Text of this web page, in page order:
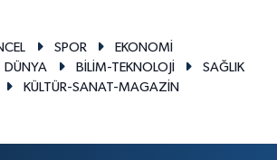
SPOR
EKONOMİ
DÜNYA BİLİM-TEKNOLOJİ
SAĞLIK
KÜLTÜR-SANAT-MAGAZİN